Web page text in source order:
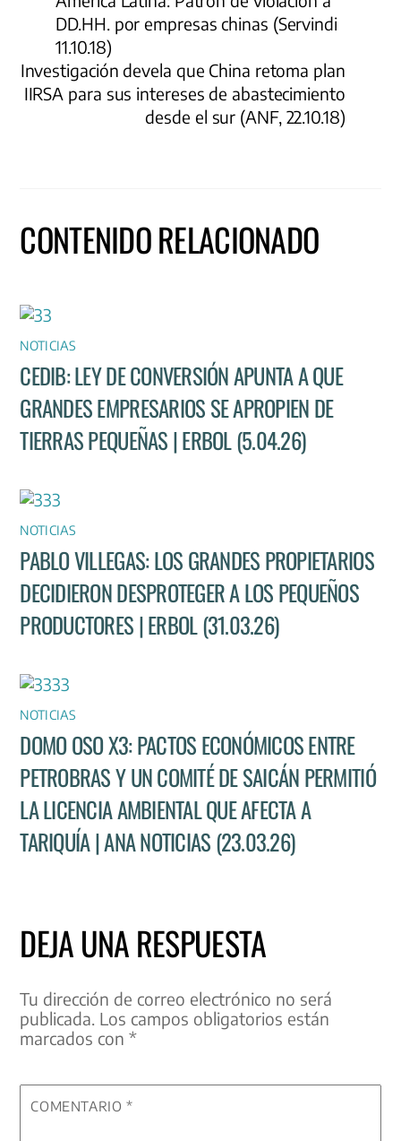
DD.HH. por empresas chinas (Servindi
11.10.18)
Investigación devela que China retoma plan
IIRSA para sus intereses de abastecimiento
desde el sur (ANF, 22.10.18)
CONTENIDO RELACIONADO
NOTICIAS
CEDIB: LEY DE CONVERSIÓN APUNTA A QUE
GRANDES EMPRESARIOS SE APROPIEN DE
TIERRAS PEQUEÑAS | ERBOL (5.04.26)
NOTICIAS
PABLO VILLEGAS: LOS GRANDES PROPIETARIOS
DECIDIERON DESPROTEGER A LOS PEQUEÑOS
PRODUCTORES | ERBOL (31.03.26)
NOTICIAS
DOMO OSO X3: PACTOS ECONÓMICOS ENTRE
PETROBRAS Y UN COMITÉ DE SAICÁN PERMITIÓ
LA LICENCIA AMBIENTAL QUE AFECTA A
TARIQUÍA | ANA NOTICIAS (23.03.26)
DEJA UNA RESPUESTA
Tu dirección de correo electrónico no será
publicada. Los campos obligatorios están
marcados con*
COMENTARIO*